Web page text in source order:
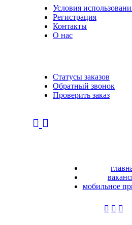
Условия
Регистрация
Контакты
О нас
Статусы заказов
Обратный звонок
Проверить заказ
мобильное